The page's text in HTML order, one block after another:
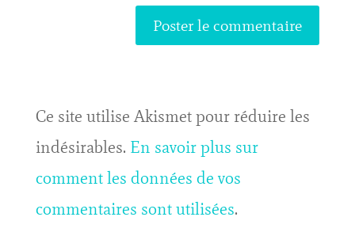
Ce site utilise Akismet pour réduire les
indésirables. En savoir plus sur
comment les données de vos
commentaires sont utilisées.